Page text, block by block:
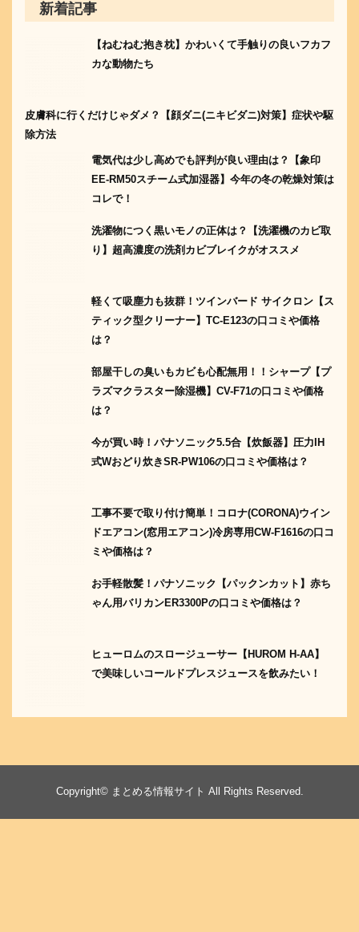
新着記事
【ねむねむ抱き枕】かわいくて手触りの良いフカフ
カな動物たち
皮膚科に行くだけじゃダメ？【顔ダニ(ニキビダニ)対策】症状や駆
除方法
電気代は少し高めでも評判が良い理由は？【象印
EE-RM50スチーム式加湿器】今年の冬の乾燥対策は
コレで！
洗濯物につく黒いモノの正体は？【洗濯機のカビ取
り】超高濃度の洗剤カビブレイクがオススメ
軽くて吸塵力も抜群！ツインバード サイクロン【ス
ティック型クリーナー】TC-E123の口コミや価格
は？
部屋干しの臭いもカビも心配無用！！シャープ【プ
ラズマクラスター除湿機】CV-F71の口コミや価格
は？
今が買い時！パナソニック5.5合【炊飯器】圧力IH
式Wおどり炊きSR-PW106の口コミや価格は？
工事不要で取り付け簡単！コロナ(CORONA)ウイン
ドエアコン(窓用エアコン)冷房専用CW-F1616の口コ
ミや価格は？
お手軽散髪！パナソニック【パックンカット】赤ち
ゃん用バリカンER3300Pの口コミや価格は？
ヒューロムのスロージューサー【HUROM H-AA】
で美味しいコールドプレスジュースを飲みたい！
Copyright© まとめる情報サイト All Rights Reserved.